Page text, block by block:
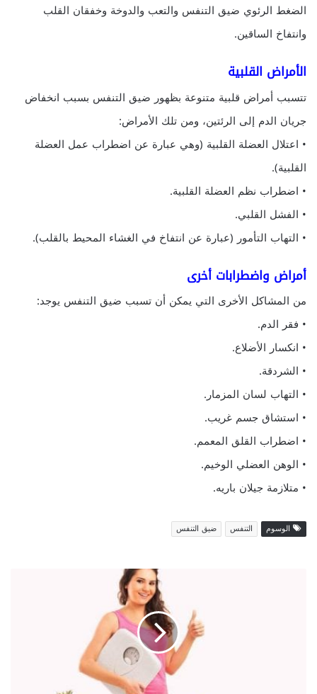
الضغط الرئوي ضيق التنفس والتعب والدوخة وخفقان القلب
وانتفاخ الساقين.
الأمراض القلبية
تتسبب أمراض قلبية متنوعة بظهور ضيق التنفس بسبب انخفاض
جريان الدم إلى الرئتين، ومن تلك الأمراض:
• اعتلال العضلة القلبية (وهي عبارة عن اضطراب عمل العضلة
القلبية).
• اضطراب نظم العضلة القلبية.
• الفشل القلبي.
• التهاب التأمور (عبارة عن انتفاخ في الغشاء المحيط بالقلب).
أمراض واضطرابات أخرى
من المشاكل الأخرى التي يمكن أن تسبب ضيق التنفس يوجد:
• فقر الدم.
• انكسار الأضلاع.
• الشردقة.
• التهاب لسان المزمار.
• استشاق جسم غريب.
• اضطراب القلق المعمم.
• الوهن العضلي الوخيم.
• متلازمة جيلان باريه.
الوسوم التنفس ضيق التنفس